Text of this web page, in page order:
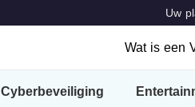
Uw
Wat is een
Wat is een
Cyberbeveiliging